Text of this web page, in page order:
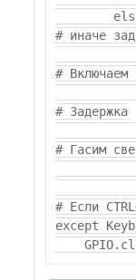
# иначе
# Включаем
# Задержка
# Гасим
# Если
except